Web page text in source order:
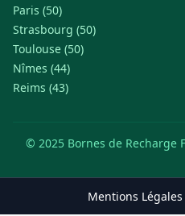
Paris (50)
Strasbourg (50)
Toulouse (50)
Nîmes (44)
Reims (43)
© 2025 Bornes de Recharge
Mentions Légales